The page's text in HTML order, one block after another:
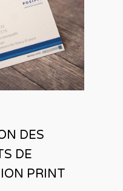
DES
DE
PRINT